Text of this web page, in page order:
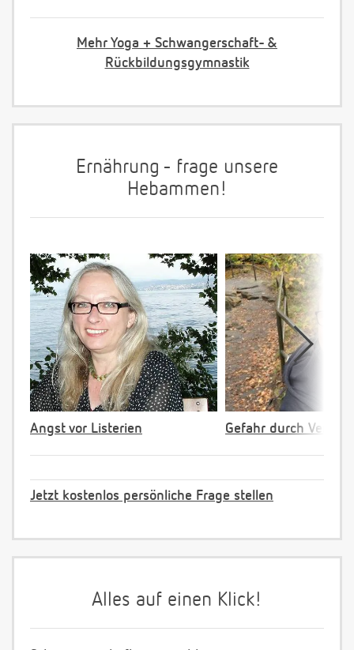
Mehr Yoga + Schwangerschaft- &
Rückbildungsgymnastik
Ernährung - frage unsere
Hebammen!
Angst vor Listerien Gefahr durch
Jetzt kostenlos persönliche Frage stellen
Alles auf einen Klick!